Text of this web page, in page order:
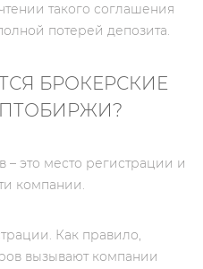
такого соглашения
потерей депозита.
БРОКЕРСКИЕ
это место регистрации и
компании.
Как правило,
вызывают компании